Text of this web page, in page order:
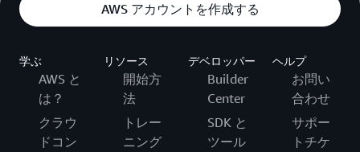
AWS アカウントを作成する
学ぶ
AWS と
は？
クラウ
ドコン
リソース
開始方
法
トレー
ニング
デベロッパー
Builder
Center
SDK と
ツール
ヘルプ
お問い
合わせ
サポー
トチケ